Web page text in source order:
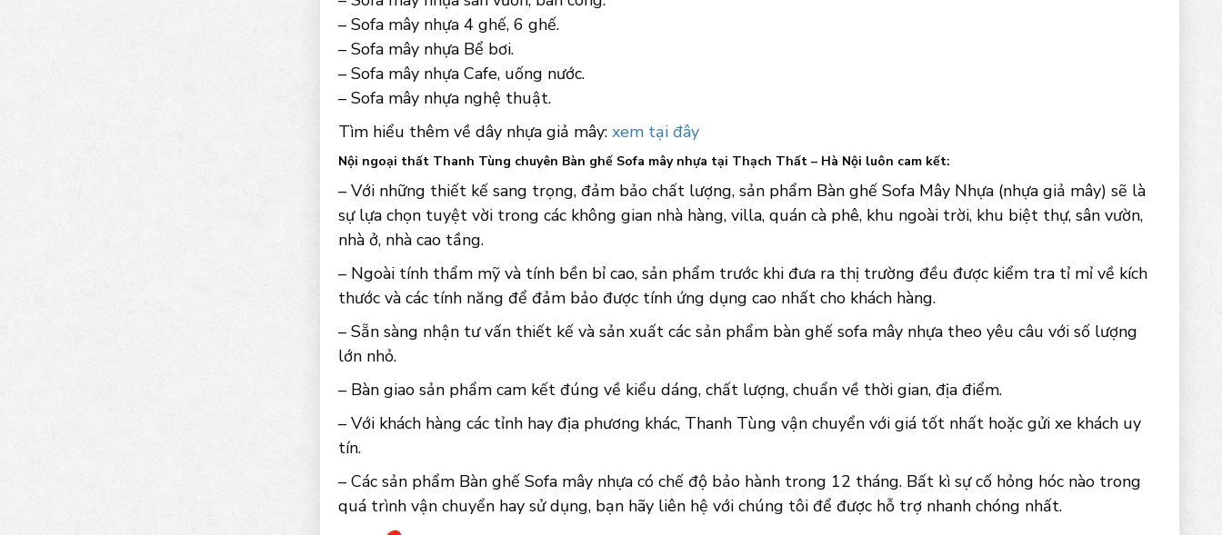
– Sofa mây nhựa 4 ghế, 6 ghế.
– Sofa mây nhựa Bể bơi.
– Sofa mây nhựa Cafe, uống nước.
– Sofa mây nhựa nghệ thuật.
Tìm hiểu thêm về dây nhựa giả mây: xem tại đây
Nội ngoại thất Thanh Tùng chuyên Bàn ghế Sofa mây nhựa tại Thạch Thất – Hà Nội luôn cam kết:
– Với những thiết kế sang trọng, đảm bảo chất lượng, sản phẩm Bàn ghế Sofa Mây Nhựa (nhựa giả mây) sẽ là
sự lựa chọn tuyệt vời trong các không gian nhà hàng, villa, quán cà phê, khu ngoài trời, khu biệt thự, sân vườn,
nhà ở, nhà cao tầng.
– Ngoài tính thẩm mỹ và tính bền bỉ cao, sản phẩm trước khi đưa ra thị trường đều được kiểm tra tỉ mỉ về kích
thước và các tính năng để đảm bảo được tính ứng dụng cao nhất cho khách hàng.
– Sẵn sàng nhận tư vấn thiết kế và sản xuất các sản phẩm bàn ghế sofa mây nhựa theo yêu câu với số lượng
lớn nhỏ.
– Bàn giao sản phẩm cam kết đúng về kiểu dáng, chất lượng, chuẩn về thời gian, địa điểm.
– Với khách hàng các tỉnh hay địa phương khác, Thanh Tùng vận chuyển với giá tốt nhất hoặc gửi xe khách uy
tín.
– Các sản phẩm Bàn ghế Sofa mây nhựa có chế độ bảo hành trong 12 tháng. Bất kì sự cố hỏng hóc nào trong
quá trình vận chuyển hay sử dụng, bạn hãy liên hệ với chúng tôi để được hỗ trợ nhanh chóng nhất.